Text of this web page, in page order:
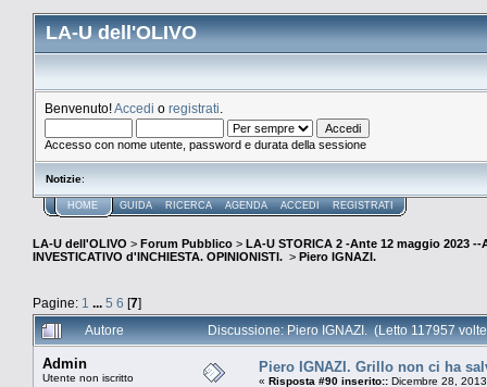
LA-U dell'OLIVO
Benvenuto!Accedi o registrati
Accesso con nome utente, password e durata della sessione
Notizie:
HOME GUIDA RICERCA AGENDA ACCEDI REGISTRATI
LA-U dell'OLIVO > Forum Pubblico > LA-U STORICA 2 -Ante 12 maggio 2023 --
INVESTICATIVO d'INCHIESTA. OPINIONISTI. > Piero IGNAZI.
Pagine: 1 ... 5 6 [7]
Autore
Discussione: Piero IGNAZI. (Letto 117957
Admin
Utente non iscritto
Piero IGNAZI. Grillo non ci ha
« Risposta #90 inserito:: Dicembre 28,